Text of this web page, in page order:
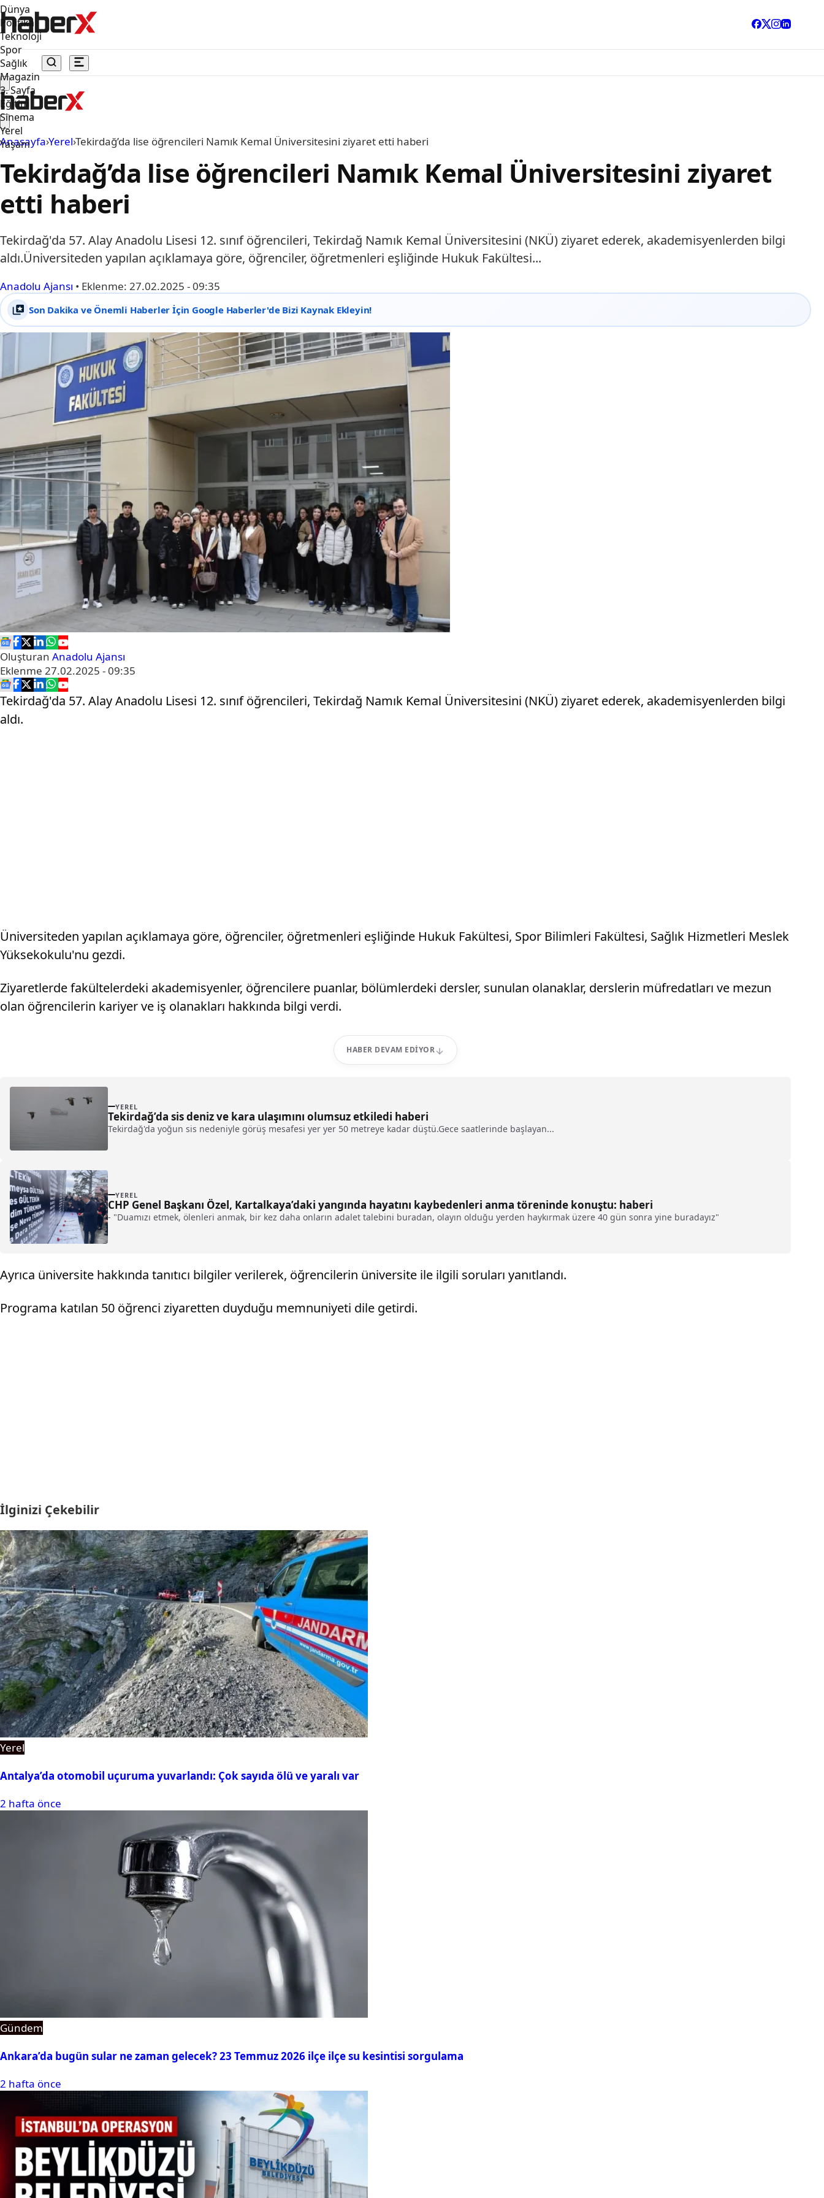
Dünya
Politika
Teknoloji
Spor
Sağlık
Magazin
3. Sayfa
Eğitim
Sinema
Yerel
Yaşam
Anasayfa›Yerel›Tekirdağ’da lise öğrencileri Namık Kemal Üniversitesini ziyaret etti haberi
Tekirdağ’da lise öğrencileri Namık Kemal Üniversitesini ziyaret
etti haberi
Tekirdağ'da 57. Alay Anadolu Lisesi 12. sınıf öğrencileri, Tekirdağ Namık Kemal Üniversitesini (NKÜ) ziyaret ederek, akademisyenlerden bilgi
aldı.Üniversiteden yapılan açıklamaya göre, öğrenciler, öğretmenleri eşliğinde Hukuk Fakültesi...
Anadolu Ajansı • Eklenme: 27.02.2025 - 09:35
Son Dakika ve Önemli Haberler İçin Google Haberler'de Bizi Kaynak Ekleyin!
Oluşturan Anadolu Ajansı
Eklenme 27.02.2025 - 09:35
Tekirdağ'da 57. Alay Anadolu Lisesi 12. sınıf öğrencileri, Tekirdağ Namık Kemal Üniversitesini (NKÜ) ziyaret ederek, akademisyenlerden bilgi
aldı.
Üniversiteden yapılan açıklamaya göre, öğrenciler, öğretmenleri eşliğinde Hukuk Fakültesi, Spor Bilimleri Fakültesi, Sağlık Hizmetleri Meslek
Yüksekokulu'nu gezdi.
Ziyaretlerde fakültelerdeki akademisyenler, öğrencilere puanlar, bölümlerdeki dersler, sunulan olanaklar, derslerin müfredatları ve mezun
olan öğrencilerin kariyer ve iş olanakları hakkında bilgi verdi.
HABER DEVAM EDIYOR
YEREL
Tekirdağ’da sis deniz ve kara ulaşımını olumsuz etkiledi haberi
Tekirdağ'da yoğun sis nedeniyle görüş mesafesi yer yer 50 metreye kadar düştü.Gece saatlerinde başlayan...
YEREL
CHP Genel Başkanı Özel, Kartalkaya’daki yangında hayatını kaybedenleri anma töreninde konuştu: haberi
- "Duamızı etmek, ölenleri anmak, bir kez daha onların adalet talebini buradan, olayın olduğu yerden haykırmak üzere 40 gün sonra yine buradayız"
Ayrıca üniversite hakkında tanıtıcı bilgiler verilerek, öğrencilerin üniversite ile ilgili soruları yanıtlandı.
Programa katılan 50 öğrenci ziyaretten duyduğu memnuniyeti dile getirdi.
İlginizi Çekebilir
Yerel
Antalya’da otomobil uçuruma yuvarlandı: Çok sayıda ölü ve yaralı var
2 hafta önce
Gündem
Ankara’da bugün sular ne zaman gelecek? 23 Temmuz 2026 ilçe ilçe su kesintisi sorgulama
2 hafta önce